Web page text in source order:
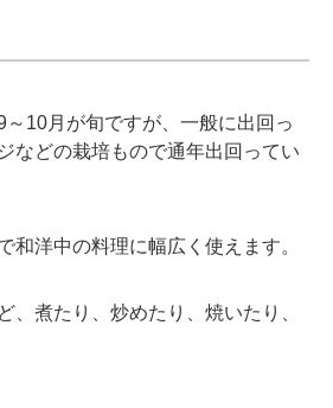
～10月が旬ですが、一般に出回っ
などの栽培もので通年出回ってい
和洋中の料理に幅広く使えます。
、煮たり、炒めたり、焼いたり、